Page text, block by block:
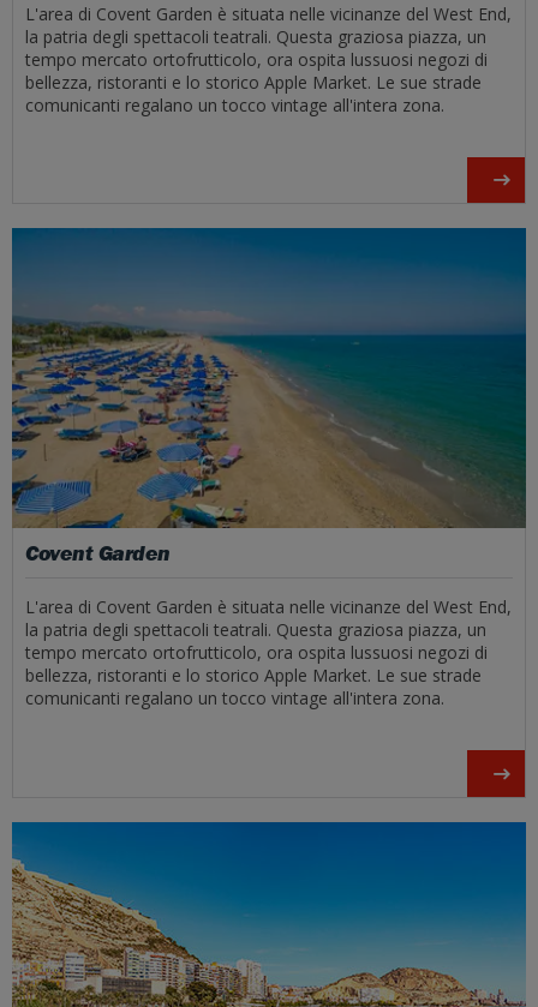
L'area di Covent Garden è situata nelle vicinanze del West End,
la patria degli spettacoli teatrali. Questa graziosa piazza, un
tempo mercato ortofrutticolo, ora ospita lussuosi negozi di
bellezza, ristoranti e lo storico Apple Market. Le sue strade
comunicanti regalano un tocco vintage all'intera zona.
Covent Garden
L'area di Covent Garden è situata nelle vicinanze del West End,
la patria degli spettacoli teatrali. Questa graziosa piazza, un
tempo mercato ortofrutticolo, ora ospita lussuosi negozi di
bellezza, ristoranti e lo storico Apple Market. Le sue strade
comunicanti regalano un tocco vintage all'intera zona.